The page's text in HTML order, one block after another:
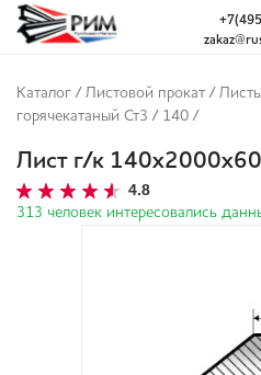
Каталог / Листовой прокат /
горячекатаный Ст3 / 140 /
Лист г/к
4.8
313 человек интересовались